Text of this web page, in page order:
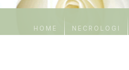
HOME NECROLOGI